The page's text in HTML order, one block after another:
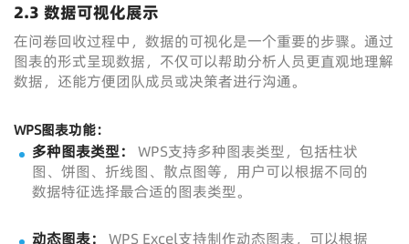
2.3 数据可视化展示
在问卷回收过程中，数据的可视化是一个重要的步骤。通过
图表的形式呈现数据，不仅可以帮助分析人员更直观地理解
数据，还能方便团队成员或决策者进行沟通。
WPS图表功能：
多种图表类型：
WPS支持多种图表类型，包括柱状
图、饼图、折线图、散点图等，用户可以根据不同的
数据特征选择最合适的图表类型。
动态图表： WPS Excel支持制作动态图表，可以根据